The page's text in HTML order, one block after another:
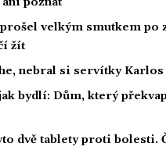
velkým smutkem po
žít
nebral si servítky Karlos
bydlí: Dům, který
dvě tablety proti bolesti.